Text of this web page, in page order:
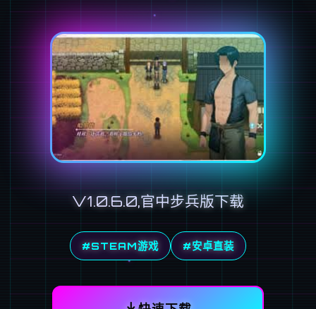
V1.0.6.0,官中步兵版下载
#STEAM游戏 #安卓直装